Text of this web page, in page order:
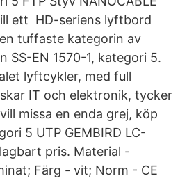
ett HD-seriens lyftbord
tuffaste kategorin av
SS-EN 1570-1, kategori 5.
lyftcykler, med full
IT och elektronik, tycker
missa en enda grej, köp
5 UTP GEMBIRD LC-
pris. Material -
Färg - vit; Norm - CE